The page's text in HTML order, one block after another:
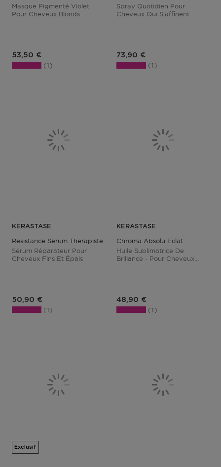
Masque Pigmenté Violet
Pour Cheveux Blonds
Prix du produit
53,50 €
1
Spray Quotidien Pour
Cheveux Qui S'affinent
Prix du produit
73,90 €
1
KÉRASTASE
Resistance Serum Therapiste
Sérum Réparateur Pour
Cheveux Fins Et Épais
Prix du produit
50,90 €
1
KÉRASTASE
Chroma Absolu Eclat
Huile Sublimatrice De
Brillance - Pour Cheveux
Prix du produit
48,90 €
1
Exclusif